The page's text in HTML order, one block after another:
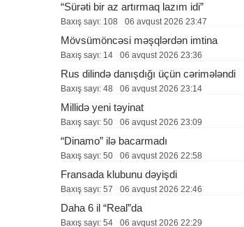
“Sürəti bir az artırmaq lazım idi”
Baxış sayı: 108 06 avqust 2026 23:47
Mövsümöncəsi məşqlərdən imtina
Baxış sayı: 14 06 avqust 2026 23:36
Rus dilində danışdığı üçün cərimələndi
Baxış sayı: 48 06 avqust 2026 23:14
Millidə yeni təyinat
Baxış sayı: 50 06 avqust 2026 23:09
“Dinamo” ilə bacarmadı
Baxış sayı: 50 06 avqust 2026 22:58
Fransada klubunu dəyişdi
Baxış sayı: 57 06 avqust 2026 22:46
Daha 6 il “Real”da
Baxış sayı: 54 06 avqust 2026 22:29